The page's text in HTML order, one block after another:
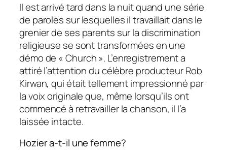
Il est arrivé tard dans la nuit quand une série
de paroles sur lesquelles il travaillait dans le
grenier de ses parents sur la discrimination
religieuse se sont transformées en une
démo de « Church ». L’enregistrement a
attiré l’attention du célèbre producteur Rob
Kirwan, qui était tellement impressionné par
la voix originale que, même lorsqu’ils ont
commencé à retravailler la chanson, il l’a
laissée intacte.
Hozier a-t-il une femme?